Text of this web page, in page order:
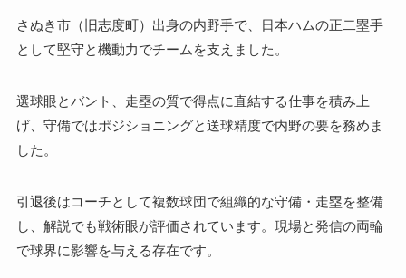
さぬき市（旧志度町）出身の内野手で、日本ハムの正二塁手
として堅守と機動力でチームを支えました。
選球眼とバント、走塁の質で得点に直結する仕事を積み上
げ、守備ではポジショニングと送球精度で内野の要を務めま
した。
引退後はコーチとして複数球団で組織的な守備・走塁を整備
し、解説でも戦術眼が評価されています。現場と発信の両輪
で球界に影響を与える存在です。